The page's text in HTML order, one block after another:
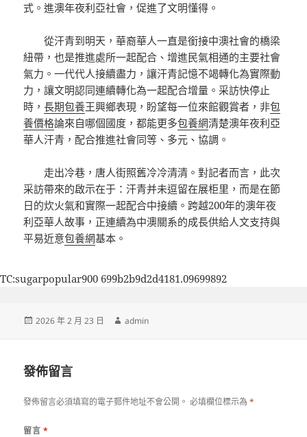
式。進澳年夜利亞社會，促進了文明懂得。
從汗青到明天，華裔華人一直是銜接中澳社會的橋梁
紐帶，也是推進處所一起配合、增進民氣相通的主要社會
氣力。一代代人接續盡力，讓汗青記憶不竭轉化為實際動
力，讓文明認同連續轉化為一起配合增量。采訪快停止
時，長期包養王興鄉表現，盼望每一位來館觀賞者，非包
養價格論來自哪個國度，都能更多包養網清楚澳年夜利亞
華人汗青，配合推進社會同等、多元、協調。
走出冷巷，唐人街照舊冷冷清清。對記者而言，此次
采訪帶來的啟示在于：汗青并未逗留在展柜里，而是在節
日的炊火氣和實際一起配合中接續。跨越200年的澳年夜
利亞華人故事，正連續為中澳關系的成長供給人文支持與
平易近意包養網基本。
TC:sugarpopular900 699b2b9d2d4181.09699892
發
2026 年 2 月 23 日
作
admin
發佈留言
發佈留言必須填寫的電子郵件地址不會公開。 必填欄位標示為*
留言 *